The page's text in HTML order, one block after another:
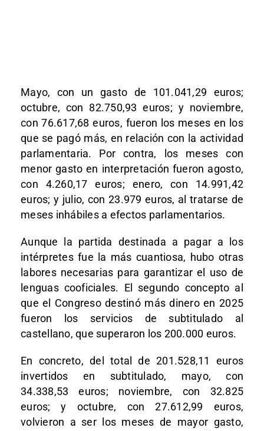
Mayo, con un gasto de 101.041,29 euros;
octubre, con 82.750,93 euros; y noviembre,
con 76.617,68 euros, fueron los meses en los
que se pagó más, en relación con la actividad
parlamentaria. Por contra, los meses con
menor gasto en interpretación fueron agosto,
con 4.260,17 euros; enero, con 14.991,42
euros; y julio, con 23.979 euros, al tratarse de
meses inhábiles a efectos parlamentarios.
Aunque la partida destinada a pagar a los
intérpretes fue la más cuantiosa, hubo otras
labores necesarias para garantizar el uso de
lenguas cooficiales. El segundo concepto al
que el Congreso destinó más dinero en 2025
fueron los servicios de subtitulado al
castellano, que superaron los 200.000 euros.
En concreto, del total de 201.528,11 euros
invertidos en subtitulado, mayo, con
34.338,53 euros; noviembre, con 32.825
euros; y octubre, con 27.612,99 euros,
volvieron a ser los meses de mayor gasto,